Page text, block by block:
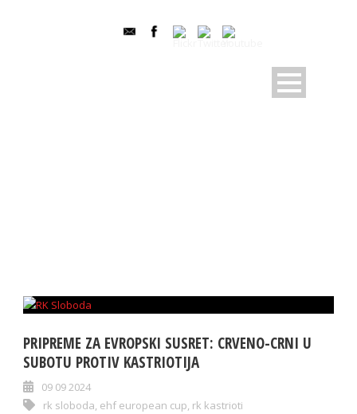
PRIPREME ZA EVROPSKI SUSRET: CRVENO-CRNI U
SUBOTU PROTIV KASTRIOTIJA
09 09 2024
rk sloboda, ehf european cup, rk kastrioti